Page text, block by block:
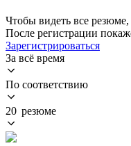
Чтобы видеть все резюме,
После регистрации
Зарегистрироваться
За всё время
По соответствию
20 резюме